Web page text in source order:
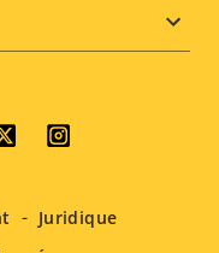
Juridique